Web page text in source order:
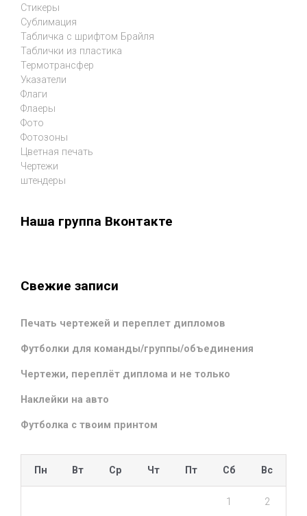
Стикеры
Сублимация
Табличка с шрифтом Брайля
Таблички из пластика
Термотрансфер
Указатели
Флаги
Флаеры
Фото
Фотозоны
Цветная печать
Чертежи
штендеры
Наша группа Вконтакте
Свежие записи
Печать чертежей и переплет дипломов
Футболки для команды/группы/объединения
Чертежи, переплёт диплома и не только
Наклейки на авто
Футболка с твоим принтом
Пн Вт Ср Чт Пт Сб Вс
1 2